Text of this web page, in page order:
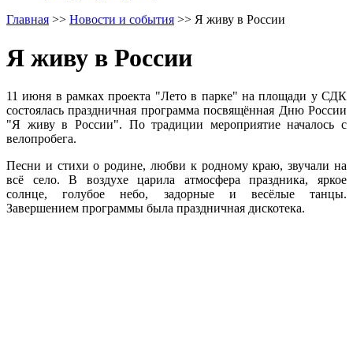
Главная >> Новости и события >> Я живу в России
Я живу в России
11 июня в рамках проекта "Лето в парке" на площади у СДК
состоялась праздничная программа посвящённая Дню России
"Я живу в России". По традиции мероприятие началось с
велопробега.
Песни и стихи о родине, любви к родному краю, звучали на
всё село. В воздухе царила атмосфера праздника, яркое
солнце, голубое небо, задорные и весёлые танцы.
Завершением программы была праздничная дискотека.